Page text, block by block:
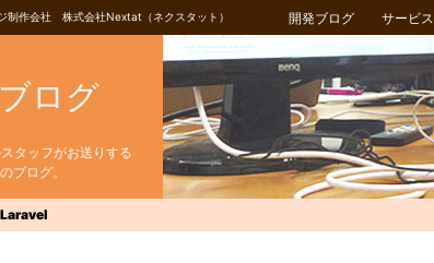
制作会社 株式会社Nextat（ネクスタット） 開発ブログ サービス
ログ
タッフがお送りする
ブログ。
Laravel